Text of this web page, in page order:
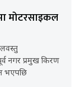
मोटरसाइकल
नगर प्रमुख किरण
भएपछि